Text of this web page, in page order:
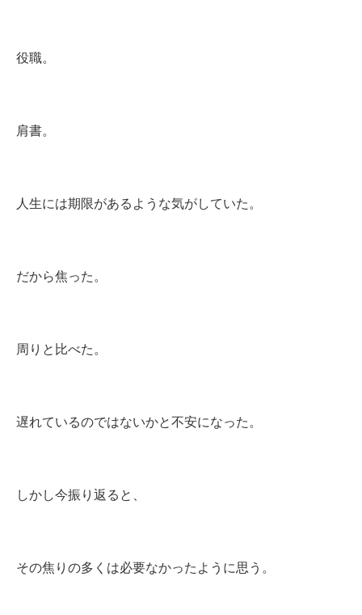
役職。
肩書。
人生には期限があるような気がしていた。
だから焦った。
周りと比べた。
遅れているのではないかと不安になった。
しかし今振り返ると、
その焦りの多くは必要なかったように思う。